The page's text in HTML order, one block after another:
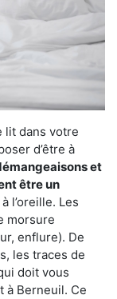
lit dans votre
d’être à
et
être un
l’oreille. Les
morsure
enflure). De
les traces de
doit vous
à Berneuil. Ce